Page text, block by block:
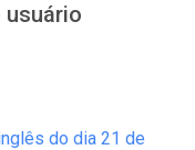
do dia 21 de